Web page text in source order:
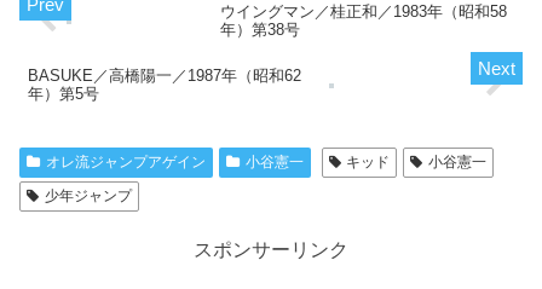
ウイングマン／桂正和／1983年（昭和58
年）第38号
BASUKE／高橋陽一／1987年（昭和62
年）第5号
オレ流ジャンプアゲイン 小谷憲一 キッド
小谷憲一
少年ジャンプ
スポンサーリンク